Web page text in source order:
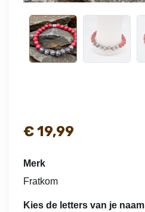
€ 19,99
Merk
Fratkom
Kies de letters van je naam